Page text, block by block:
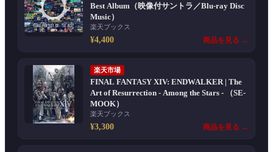
Best Album（映像付サントラ／Blu-ray Disc
Music）
楽天ブックス
¥4,400 商品を見る →
楽天市場
FINAL FANTASY XIV: ENDWALKER | The
Art of Resurrection - Among the Stars - （SE-
MOOK）
楽天ブックス
¥3,300 商品を見る →